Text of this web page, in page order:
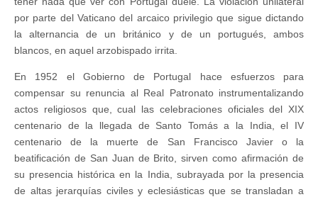
por parte del Vaticano del arcaico privilegio que sigue dictando
la alternancia de un británico y de un portugués, ambos
blancos, en aquel arzobispado irrita.
En 1952 el Gobierno de Portugal hace esfuerzos para
compensar su renuncia al Real Patronato instrumentalizando
actos religiosos que, cual las celebraciones oficiales del XIX
centenario de la llegada de Santo Tomás a la India, el IV
centenario de la muerte de San Francisco Javier o la
beatificación de San Juan de Brito, sirven como afirmación de
su presencia histórica en la India, subrayada por la presencia
de altas jerarquías civiles y eclesiásticas que se transladan a